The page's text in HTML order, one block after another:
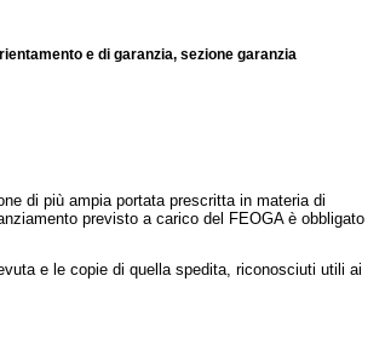
e di garanzia, sezione garanzia
di più ampia portata prescritta in materia di
previsto a carico del FEOGA è obbligato
e le copie di quella spedita, riconosciuti utili ai